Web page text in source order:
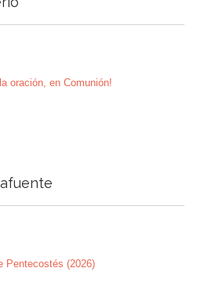
oración, en Comunión!
Pentecostés (2026)